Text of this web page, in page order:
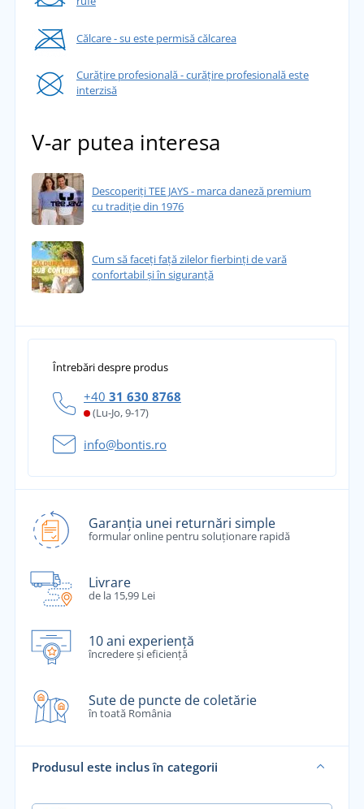
Călcare - su este permisă călcarea
Curățire profesională - curățire profesională este
interzisă
V-ar putea interesa
Descoperiți TEE JAYS - marca daneză premium
cu tradiție din 1976
Cum să faceți față zilelor fierbinți de vară
confortabil și în siguranță
Întrebări despre produs
+40 31 630 8768
(Lu-Jo, 9-17)
info@bontis.ro
Garanția unei returnări simple
formular online pentru soluționare rapidă
Livrare
de la 15,99 Lei
10 ani experiență
încredere și eficiență
Sute de puncte de coletărie
în toată România
Produsul este inclus în categorii